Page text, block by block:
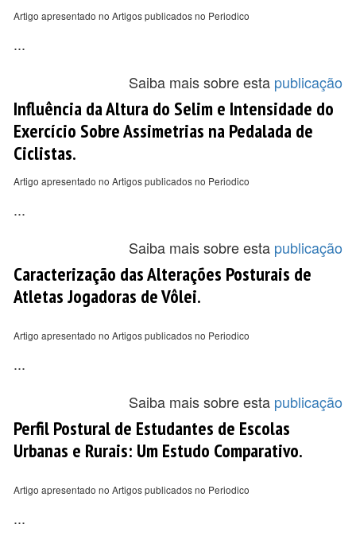
Artigo apresentado no Artigos publicados no Periodico
...
Saiba mais sobre esta publicação
Influência da Altura do Selim e Intensidade do
Exercício Sobre Assimetrias na Pedalada de
Ciclistas.
Artigo apresentado no Artigos publicados no Periodico
...
Saiba mais sobre esta publicação
Caracterização das Alterações Posturais de
Atletas Jogadoras de Vôlei.
Artigo apresentado no Artigos publicados no Periodico
...
Saiba mais sobre esta publicação
Perfil Postural de Estudantes de Escolas
Urbanas e Rurais: Um Estudo Comparativo.
Artigo apresentado no Artigos publicados no Periodico
...